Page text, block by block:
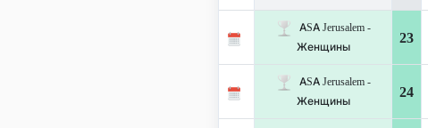
ASA Jerusalem -
Женщины
23
ASA Jerusalem -
Женщины
24